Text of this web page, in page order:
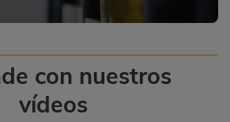
con nuestros
vídeos